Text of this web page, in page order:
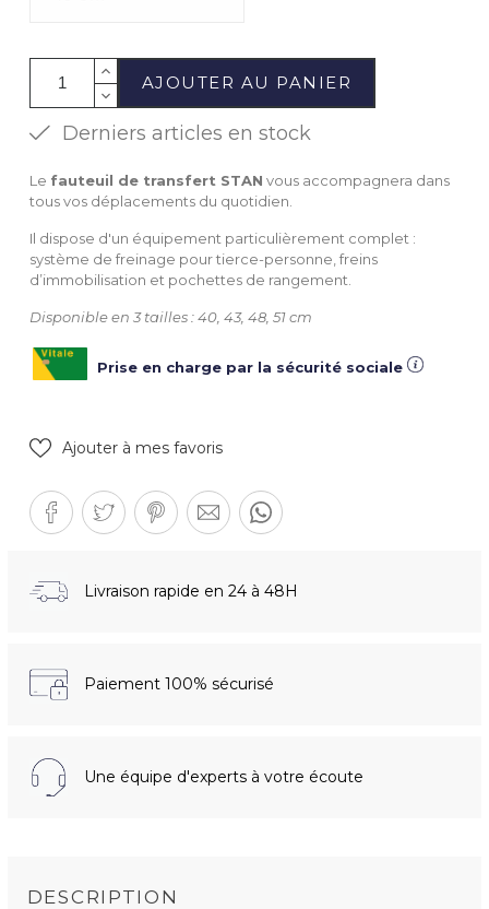
AJOUTER AU PANIER
Derniers articles en stock
Le fauteuil de transfert STAN vous accompagnera dans
tous vos déplacements du quotidien.
Il dispose d'un équipement particulièrement complet :
système de freinage pour tierce-personne, freins
d’immobilisation et pochettes de rangement.
Disponible en 3 tailles : 40, 43, 48, 51 cm
Prise en charge par la sécurité sociale
Ajouter à mes favoris
Livraison rapide en 24 à 48H
Paiement 100% sécurisé
Une équipe d'experts à votre écoute
DESCRIPTION